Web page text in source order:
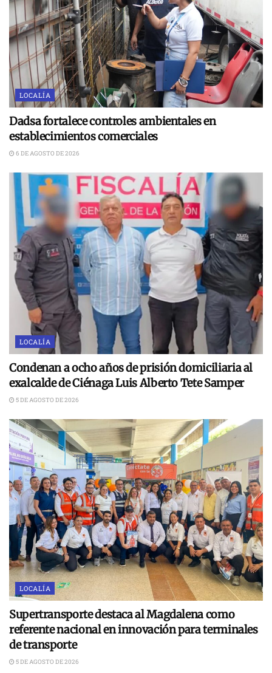
LOCALÍA
Dadsa fortalece controles ambientales en
establecimientos comerciales
6 DE AGOSTO DE 2026
LOCALÍA
Condenan a ocho años de prisión domiciliaria al
exalcalde de Ciénaga Luis Alberto Tete Samper
5 DE AGOSTO DE 2026
LOCALÍA
Supertransporte destaca al Magdalena como
referente nacional en innovación para terminales
de transporte
5 DE AGOSTO DE 2026